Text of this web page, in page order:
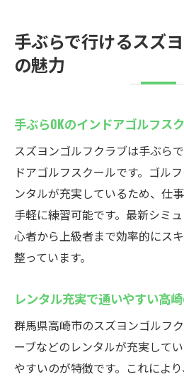
手ぶらで行けるスズ
の魅力
手ぶらOKのインドアゴルフス
スズヨンゴルフクラブは手ぶら
ドアゴルフスクールです。ゴル
ンタルが充実しているため、仕
手軽に練習可能です。最新シミ
心者から上級者まで効率的にス
整っています。
レンタル充実で通いやすい高
群馬県高崎市のスズヨンゴルフ
ーブなどのレンタルが充実して
やすいのが特徴です。これによ